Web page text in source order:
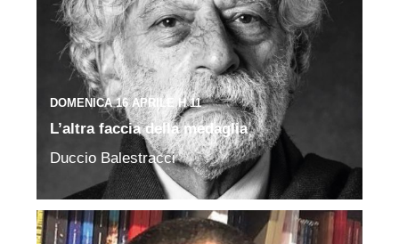
DOMENICA 16 APRILE H 11
L’altra faccia della medaglia
Duccio Balestracci